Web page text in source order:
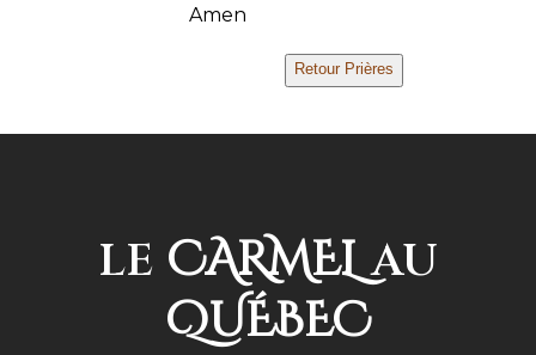
Amen
LE CARMELAU
QUÉBEC